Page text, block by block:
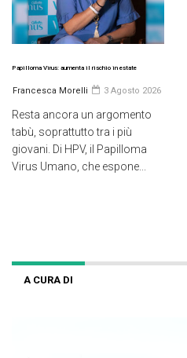
Papilloma Virus: aumenta il rischio in estate
Francesca Morelli 3 Agosto 2026
Resta ancora un argomento
tabù, soprattutto tra i più
giovani. Di HPV, il Papilloma
Virus Umano, che espone...
A CURA DI